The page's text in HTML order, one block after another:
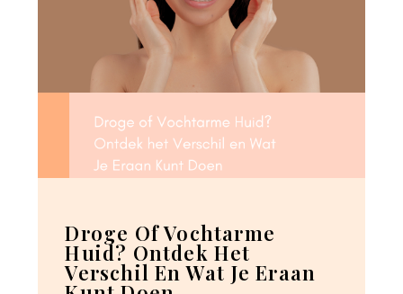
Droge Of Vochtarme
Huid? Ontdek Het
Verschil En Wat Je Eraan